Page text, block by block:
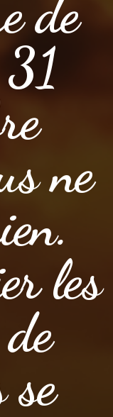
de
ne
les